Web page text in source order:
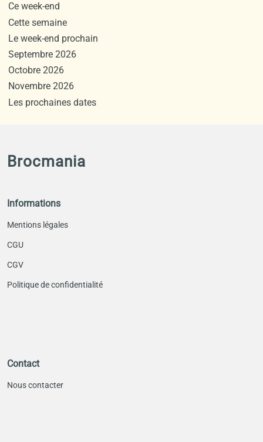
Ce week-end
Cette semaine
Le week-end prochain
Septembre 2026
Octobre 2026
Novembre 2026
Les prochaines dates
Brocmania
Informations
Mentions légales
CGU
CGV
Politique de confidentialité
Contact
Nous contacter